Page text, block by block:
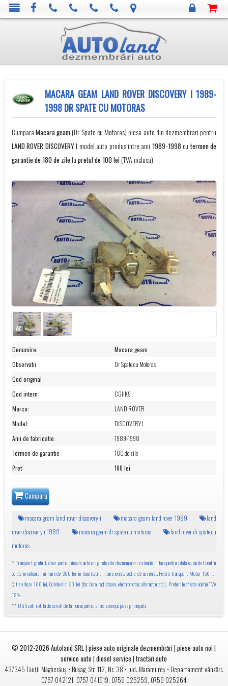
MACARA GEAM LAND ROVER DISCOVERY I 1989-
1998 DR SPATE CU MOTORAS
CumparaMacara geam (Dr Spate cu Motoras) piesa auto din dezmembrari pentru
LAND ROVER DISCOVERY I model auto produs intre anii 1989-1998 cutermen de
garantie de 180 de zile la pretul de 100 lei(TVA inclusa).
Denumire:
Macara geam
Observatii:
Dr Spate cu Motoras
Cod original:
Cod intern:
CGIIK9
Marca:
LAND ROVER
Model:
DISCOVERY I
Anii de fabricatie:
1989-1998
Termen de garantie:
180 de zile
Pret: 100 lei
Cumpara
macara geam land rover discovery i macara geam land rover 1989
land
rover discovery i 1989
macara geam dr spate cu motoras
land rover dr spate cu
motoras
* Transport gratuit, doar pentru piesele auto originale din dezmembrari, oriunde in tara pentru plata cu cardul pentru
colete in valoare mai mare de 300 lei in localitatile in care exista sediu de curierat. Pentru transport Motor 150 lei,
Cutie viteze 100 lei, Colete mici 30 lei (far, bara, radiatoare, electromotor, alternator etc.). Preturile afisate contin TVA
19%.
** Utilizati rotita de scroll de la mouse pentru a face zoom pe poza principala.
© 2012-2026Autoland SRL | piese auto originale dezmembrări | piese auto noi |
service auto | diesel service | tractări auto
437345 Tăuții Măgherăuș• Bușag, Str. 112, Nr. 38 • jud. Maramureș • Departament vânzări:
0757 042121, 0757 041919, 0759 025259, 0759 025264